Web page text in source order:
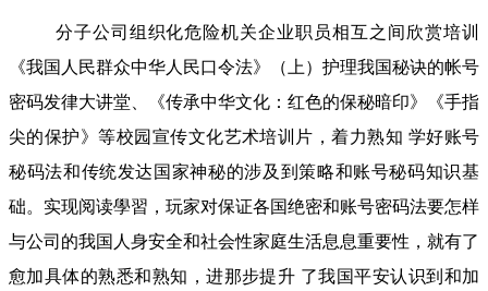
分子公司组织化危险机关企业职员相互之间欣赏培训
《我国人民群众中华人民口令法》（上）护理我国秘诀的帐号
密码发律大讲堂、《传承中华文化：红色的保秘暗印》《手指
尖的保护》等校园宣传文化艺术培训片，着力熟知 学好账号
秘码法和传统发达国家神秘的涉及到策略和账号秘码知识基
础。实现阅读學習，玩家对保证各国绝密和账号密码法要怎样
与公司的我国人身安全和社会性家庭生活息息重要性，就有了
愈加具体的熟悉和熟知，进那步提升 了我国平安认识到和加